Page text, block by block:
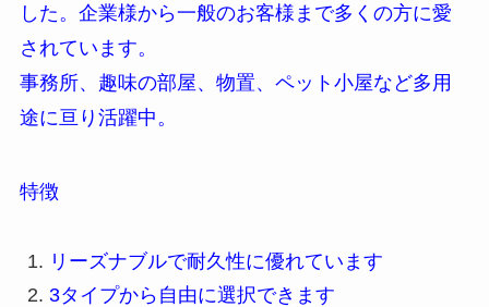
した。企業様から一般のお客様まで多くの方に愛
されています。
事務所、趣味の部屋、物置、ペット小屋など多用
途に亘り活躍中。
特徴
リーズナブルで耐久性に優れています
3タイプから自由に選択できます